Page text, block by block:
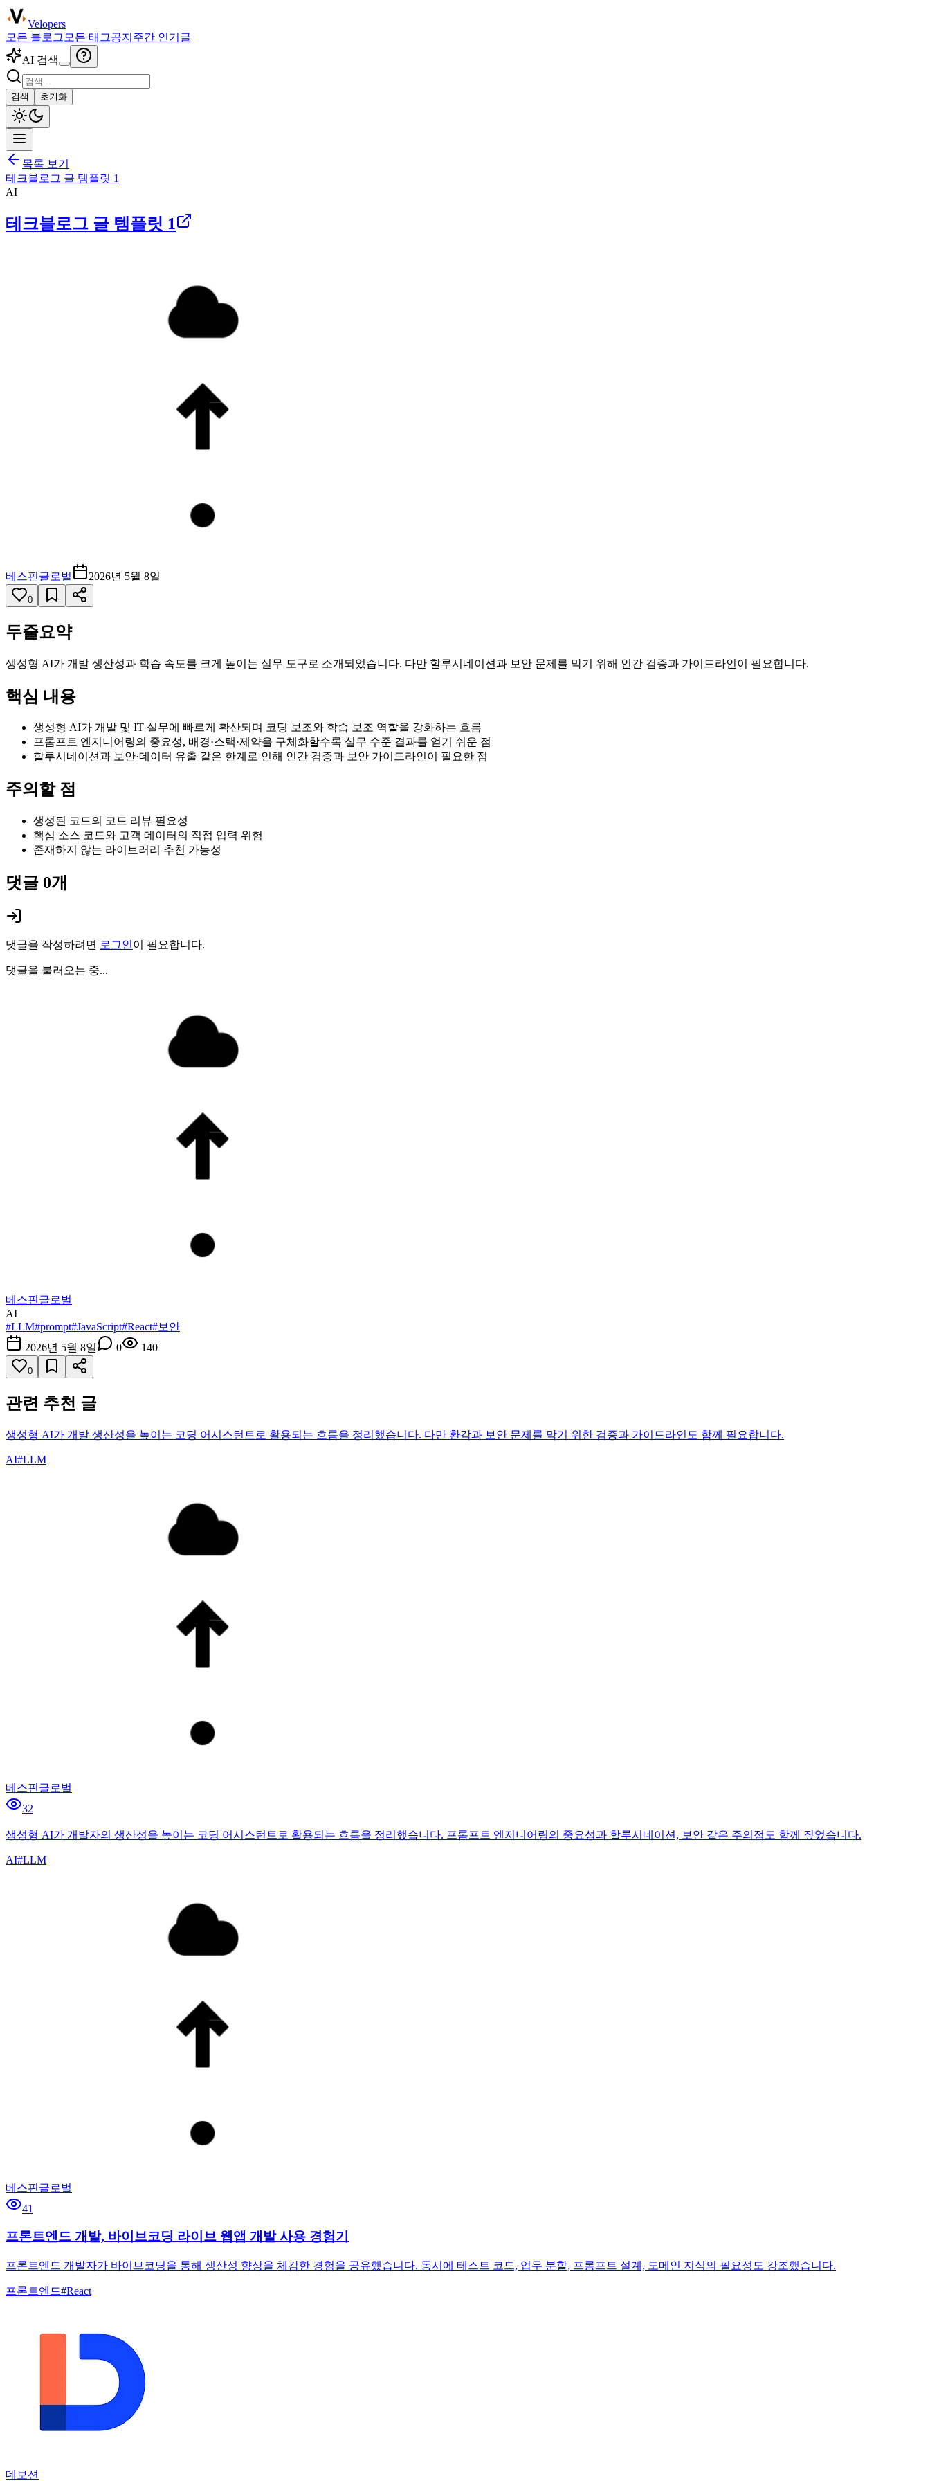
Velopers
모든 블로그 모든 태그공지 주간 인기글
AI 검색
검색 초기화
목록 보기
테크블로그 글 템플릿 1
AI
테크블로그 글 템플릿 1
베스핀글로벌 2026년 5월 8일
0
두줄요약
생성형 AI가 개발 생산성과 학습 속도를 크게 높이는 실무 도구로 소개되었습니다. 다만 할루시네이션과 보안 문제를 막기 위해 인간 검증과 가이드라인이 필요합니다.
핵심 내용
생성형 AI가 개발 및 IT 실무에 빠르게 확산되며 코딩 보조와 학습 보조 역할을 강화하는 흐름
프롬프트 엔지니어링의 중요성, 배경·스택·제약을 구체화할수록 실무 수준 결과를 얻기 쉬운 점
할루시네이션과 보안·데이터 유출 같은 한계로 인해 인간 검증과 보안 가이드라인이 필요한 점
주의할 점
생성된 코드의 코드 리뷰 필요성
핵심 소스 코드와 고객 데이터의 직접 입력 위험
존재하지 않는 라이브러리 추천 가능성
댓글 0개
댓글을 작성하려면 로그인이 필요합니다.
댓글을 불러오는 중...
베스핀글로벌
AI
#LLM#prompt#JavaScript#React#보안
2026년 5월 8일
0 140
0
관련 추천 글
생성형 AI가 개발 생산성을 높이는 코딩 어시스턴트로 활용되는 흐름을 정리했습니다. 다만 환각과 보안 문제를 막기 위한 검증과 가이드라인도 함께 필요합니다.
AI#LLM
베스핀글로벌
32
생성형 AI가 개발자의 생산성을 높이는 코딩 어시스턴트로 활용되는 흐름을 정리했습니다. 프롬프트 엔지니어링의 중요성과 할루시네이션, 보안 같은 주의점도 함께 짚었습니다.
AI#LLM
베스핀글로벌
41
프론트엔드 개발, 바이브코딩 라이브 웹앱 개발 사용 경험기
프론트엔드 개발자가 바이브코딩을 통해 생산성 향상을 체감한 경험을 공유했습니다. 동시에 테스트 코드, 업무 분할, 프롬프트 설계, 도메인 지식의 필요성도 강조했습니다.
프론트엔드#React
데보션